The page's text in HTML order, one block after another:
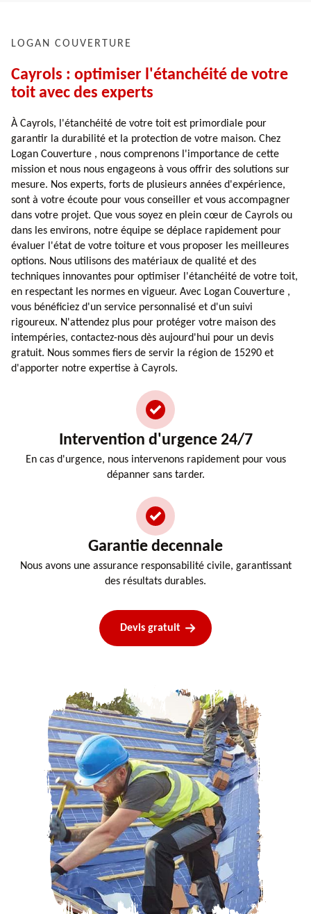
LOGAN COUVERTURE
Cayrols : optimiser l'étanchéité de votre
toit avec des experts
À Cayrols, l'étanchéité de votre toit est primordiale pour
garantir la durabilité et la protection de votre maison. Chez
Logan Couverture , nous comprenons l'importance de cette
mission et nous nous engageons à vous offrir des solutions sur
mesure. Nos experts, forts de plusieurs années d'expérience,
sont à votre écoute pour vous conseiller et vous accompagner
dans votre projet. Que vous soyez en plein cœur de Cayrols ou
dans les environs, notre équipe se déplace rapidement pour
évaluer l'état de votre toiture et vous proposer les meilleures
options. Nous utilisons des matériaux de qualité et des
techniques innovantes pour optimiser l'étanchéité de votre toit,
en respectant les normes en vigueur. Avec Logan Couverture ,
vous bénéficiez d'un service personnalisé et d'un suivi
rigoureux. N'attendez plus pour protéger votre maison des
intempéries, contactez-nous dès aujourd'hui pour un devis
gratuit. Nous sommes fiers de servir la région de 15290 et
d'apporter notre expertise à Cayrols.
Intervention d'urgence 24/7
En cas d'urgence, nous intervenons rapidement pour vous
dépanner sans tarder.
Garantie decennale
Nous avons une assurance responsabilité civile, garantissant
des résultats durables.
Devis gratuit